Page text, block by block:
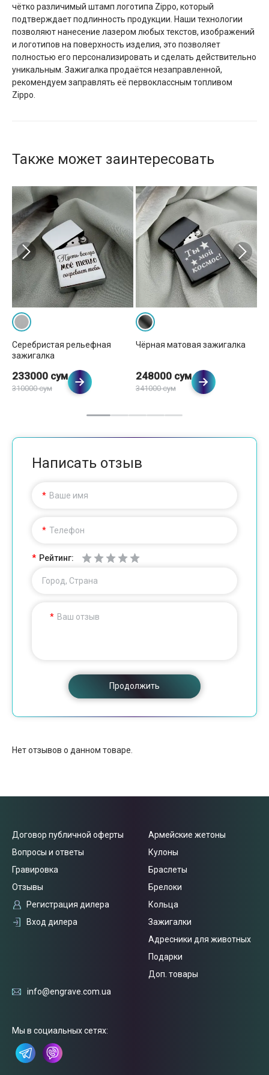
чётко различимый штамп логотипа Zippo, который
подтверждает подлинность продукции. Наши технологии
позволяют нанесение лазером любых текстов, изображений
и логотипов на поверхность изделия, это позволяет
полностью его персонализировать и сделать действительно
уникальным. Зажигалка продаётся незаправленной,
рекомендуем заправлять её первоклассным топливом
Zippo.
Также может заинтересовать
Серебристая рельефная
зажигалка
233000 сум
310000 сум
Чёрная матовая зажигалка
248000 сум
341000 сум
Написать отзыв
Ваше имя
Телефон
Рейтинг:
Город, Страна
Ваш отзыв
Продолжить
Нет отзывов о данном товаре.
Договор публичной оферты
Вопросы и ответы
Гравировка
Отзывы
Регистрация дилера
Вход дилера
Армейские жетоны
Кулоны
Браслеты
Брелоки
Кольца
Зажигалки
Адресники для животных
Подарки
Доп. товары
info@engrave.com.ua
Мы в социальных сетях: